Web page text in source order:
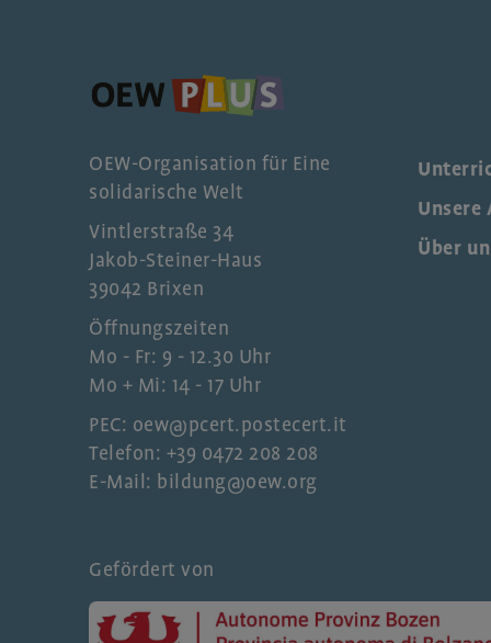
OEW-Organisation für Eine
solidarische Welt
Vintlerstraße 34
Jakob-Steiner-Haus
39042 Brixen
Öffnungszeiten
Mo - Fr: 9 - 12.30 Uhr
Mo + Mi: 14 - 17 Uhr
PEC: oew@pcert.postecert.it
Telefon: +39 0472 208 208
E-Mail: bildung@oew.org
Unsere
Über
Gefördert von